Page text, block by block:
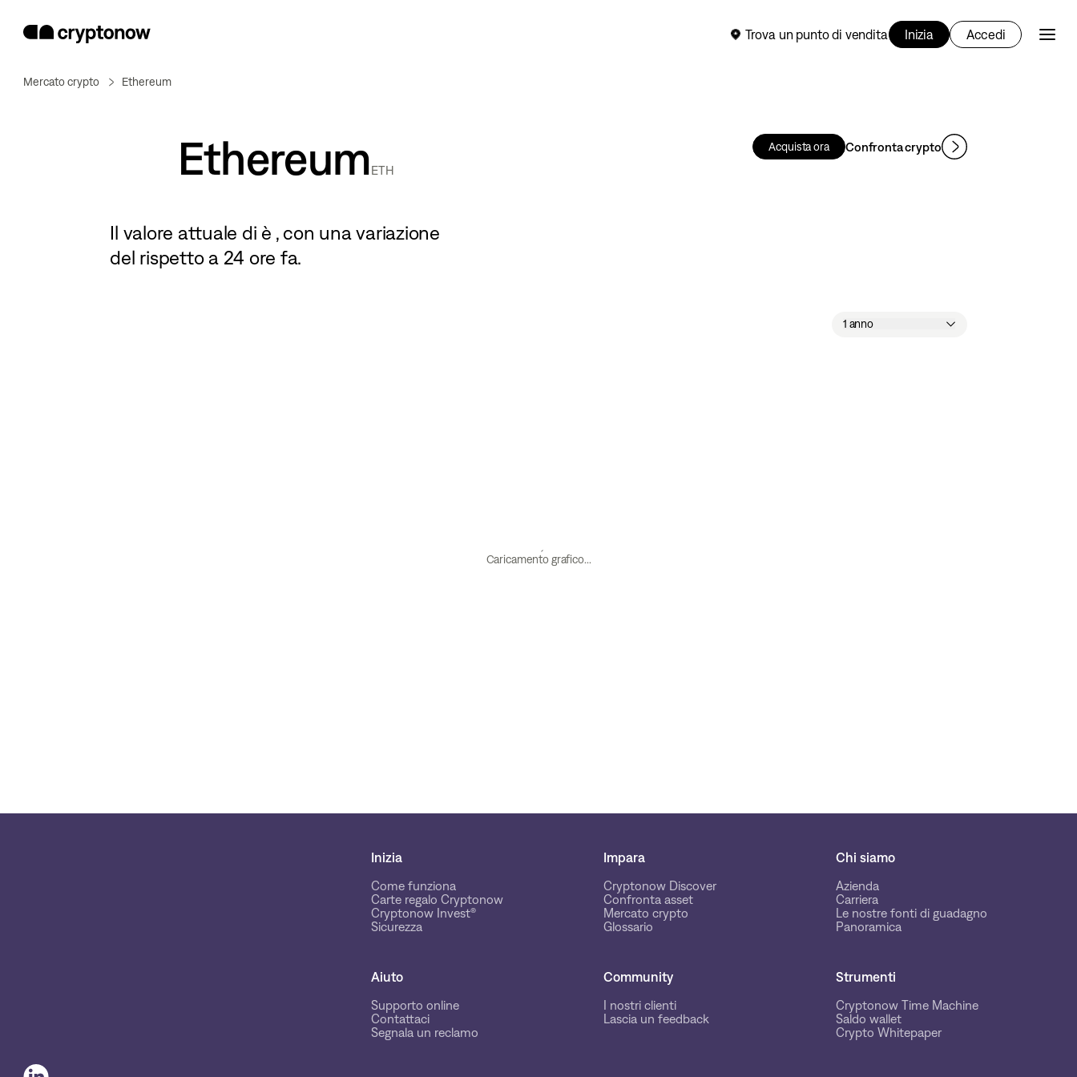
Trova un punto di vendita Inizia Accedi
Mercato crypto Ethereum
EthereumETH
Il valore attuale di è , con una variazione
del rispetto a 24 ore fa.
Acquista ora Confronta crypto
1 anno
Caricamento grafico...
Inizia
Come funziona
Carte regalo Cryptonow
Cryptonow Invest®
Sicurezza
Impara
Cryptonow Discover
Confronta asset
Mercato crypto
Glossario
Chi siamo
Azienda
Carriera
Le nostre fonti di guadagno
Panoramica
Aiuto
Supporto online
Contattaci
Segnala un reclamo
Community
I nostri clienti
Lascia un feedback
Strumenti
Cryptonow Time Machine
Saldo wallet
Crypto Whitepaper